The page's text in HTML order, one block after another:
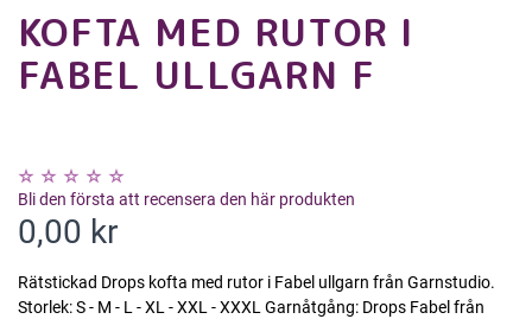
KOFTA MED RUTOR I
FABEL ULLGARN F
Bli den första att recensera den här produkten
0,00 kr
Rätstickad Drops kofta med rutor i Fabel ullgarn från Garnstudio.
Storlek: S - M - L - XL - XXL - XXXL Garnåtgång: Drops Fabel från